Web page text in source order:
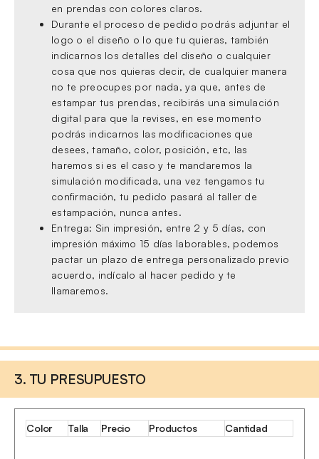
en prendas con colores claros.
Durante el proceso de pedido podrás adjuntar el
logo o el diseño o lo que tu quieras, también
indicarnos los detalles del diseño o cualquier
cosa que nos quieras decir, de cualquier manera
no te preocupes por nada, ya que, antes de
estampar tus prendas, recibirás una simulación
digital para que la revises, en ese momento
podrás indicarnos las modificaciones que
desees, tamaño, color, posición, etc, las
haremos si es el caso y te mandaremos la
simulación modificada, una vez tengamos tu
confirmación, tu pedido pasará al taller de
estampación, nunca antes.
Entrega: Sin impresión, entre 2 y 5 días, con
impresión máximo 15 días laborables, podemos
pactar un plazo de entrega personalizado previo
acuerdo, indícalo al hacer pedido y te
llamaremos.
3. TU PRESUPUESTO
Color Talla Precio Productos Cantidad